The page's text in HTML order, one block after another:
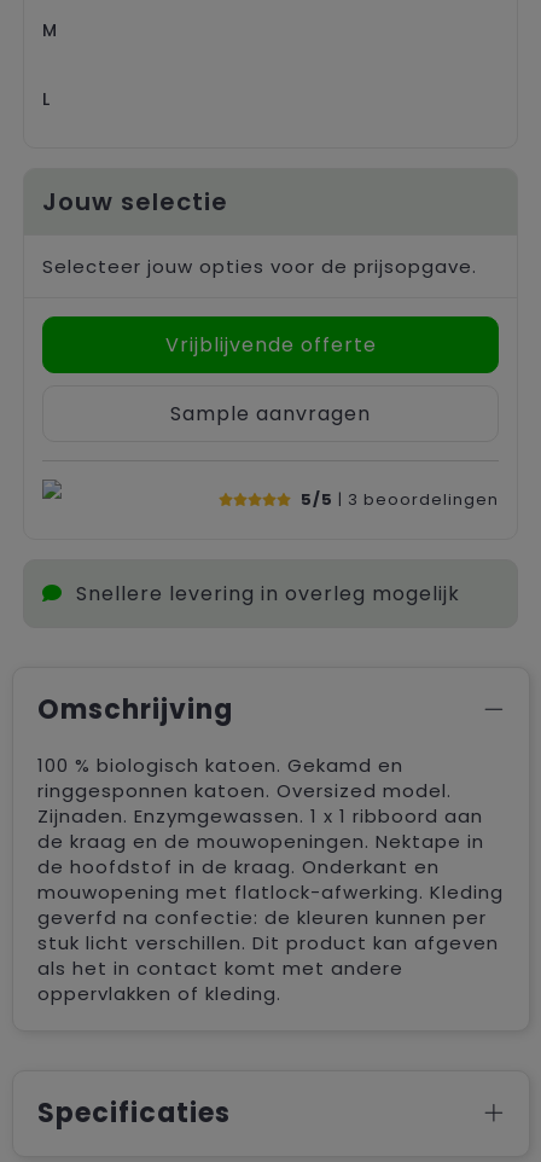
M
L
Jouw selectie
Selecteer jouw opties voor de prijsopgave.
Vrijblijvende offerte
Sample aanvragen
5/5 | 3 beoordelingen
Snellere levering in overleg mogelijk
Omschrijving
100 % biologisch katoen. Gekamd en
ringgesponnen katoen. Oversized model.
Zijnaden. Enzymgewassen. 1 x 1 ribboord aan
de kraag en de mouwopeningen. Nektape in
de hoofdstof in de kraag. Onderkant en
mouwopening met flatlock-afwerking. Kleding
geverfd na confectie: de kleuren kunnen per
stuk licht verschillen. Dit product kan afgeven
als het in contact komt met andere
oppervlakken of kleding.
Specificaties